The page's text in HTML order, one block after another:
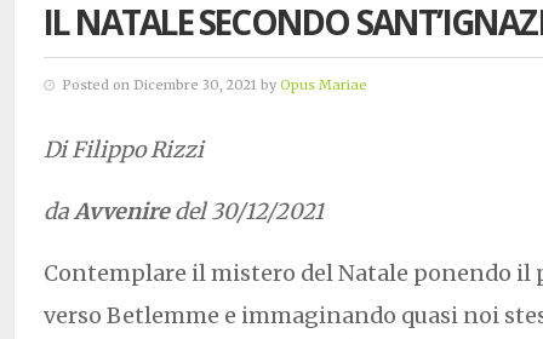
IL NATALE SECONDO
Posted on Dicembre 30, 2021 by Opus Mariae
Di Filippo Rizzi
daAvveniredel 30/12/2021
Contemplare il mistero del Natale ponendo il
verso Betlemme e immaginando quasi noi